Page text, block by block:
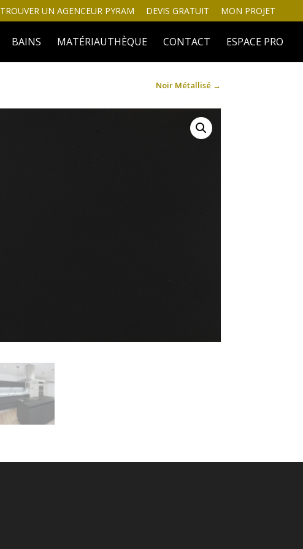
TROUVER UN AGENCEUR PYRAM DEVIS GRATUIT MON PROJET
BAINS MATÉRIAUTHÈQUE CONTACT ESPACE PRO
Noir Métallisé →